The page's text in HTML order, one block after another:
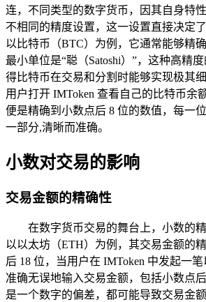
连，不同类型的数字货币，因其自身特
不相同的精度设置，这一设置直接决定
以比特币（BTC）为例，它通常能够精
最小单位是“聪（Satoshi）”，这种高精
得比特币在交易和分割时能够实现极其
用户打开 IMToken 查看自己的比特币余
便是精确到小数点后 8 位的数值，每一
一部分,清晰而准确。
小数对交易的影响
交易金额的精确性
在数字货币交易的舞台上，小数的
以以太坊（ETH）为例，其交易金额的
后 18 位，当用户在 IMToken 中发起一
准确无误地输入交易金额，包括小数点
是一个数字的偏差，都可能导致交易金